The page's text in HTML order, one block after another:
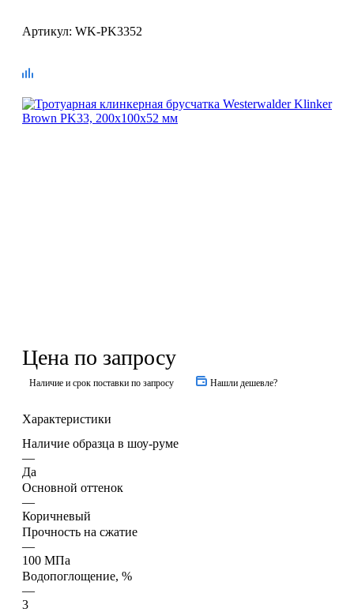
Артикул: WK-PK3352
Цена по запросу
Наличие и срок поставки по запросу Нашли дешевле?
Характеристики
Наличие образца в шоу-руме
—
Да
Основной оттенок
—
Коричневый
Прочность на сжатие
—
100 МПа
Водопоглощение, %
—
3